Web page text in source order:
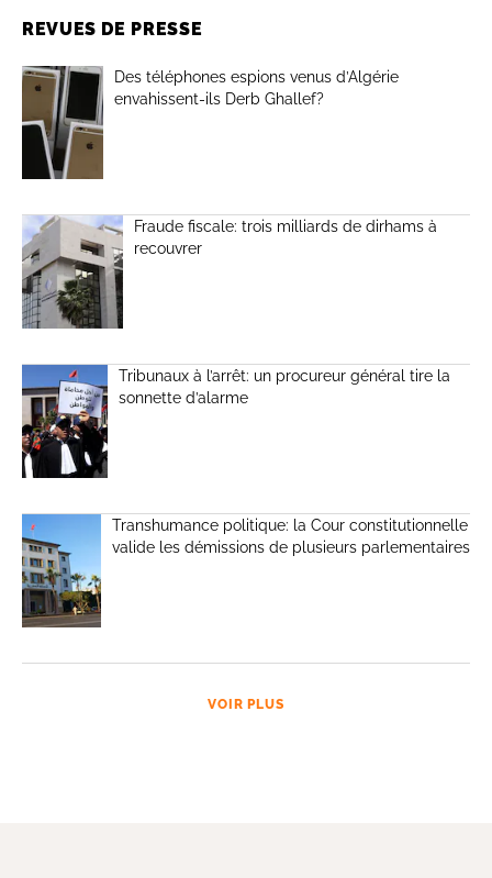
REVUES DE PRESSE
Des téléphones espions venus d’Algérie
envahissent-ils Derb Ghallef?
Fraude fiscale: trois milliards de dirhams à
recouvrer
Tribunaux à l’arrêt: un procureur général tire la
sonnette d’alarme
Transhumance politique: la Cour constitutionnelle
valide les démissions de plusieurs parlementaires
VOIR PLUS